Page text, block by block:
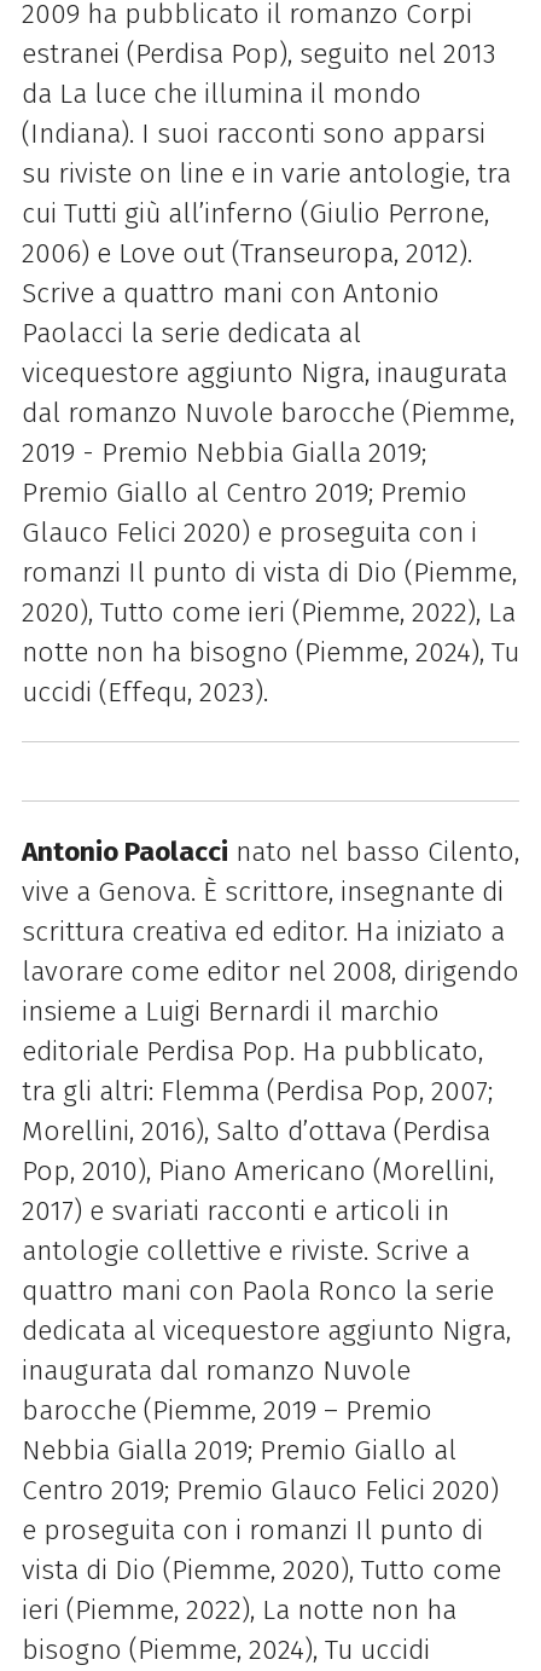
2009 ha pubblicato il romanzo Corpi
estranei (Perdisa Pop), seguito nel 2013
da La luce che illumina il mondo
(Indiana). I suoi racconti sono apparsi
su riviste on line e in varie antologie, tra
cui Tutti giù all’inferno (Giulio Perrone,
2006) e Love out (Transeuropa, 2012).
Scrive a quattro mani con Antonio
Paolacci la serie dedicata al
vicequestore aggiunto Nigra, inaugurata
dal romanzo Nuvole barocche (Piemme,
2019 - Premio Nebbia Gialla 2019;
Premio Giallo al Centro 2019; Premio
Glauco Felici 2020) e proseguita con i
romanzi Il punto di vista di Dio (Piemme,
2020), Tutto come ieri (Piemme, 2022), La
notte non ha bisogno (Piemme, 2024), Tu
uccidi (Effequ, 2023).
Antonio Paolacci nato nel basso Cilento,
vive a Genova. È scrittore, insegnante di
scrittura creativa ed editor. Ha iniziato a
lavorare come editor nel 2008, dirigendo
insieme a Luigi Bernardi il marchio
editoriale Perdisa Pop. Ha pubblicato,
tra gli altri: Flemma (Perdisa Pop, 2007;
Morellini, 2016), Salto d’ottava (Perdisa
Pop, 2010), Piano Americano (Morellini,
2017) e svariati racconti e articoli in
antologie collettive e riviste. Scrive a
quattro mani con Paola Ronco la serie
dedicata al vicequestore aggiunto Nigra,
inaugurata dal romanzo Nuvole
barocche (Piemme, 2019 – Premio
Nebbia Gialla 2019; Premio Giallo al
Centro 2019; Premio Glauco Felici 2020)
e proseguita con i romanzi Il punto di
vista di Dio (Piemme, 2020), Tutto come
ieri (Piemme, 2022), La notte non ha
bisogno (Piemme, 2024), Tu uccidi